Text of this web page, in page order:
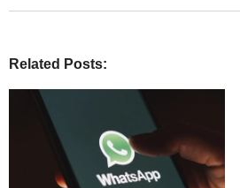
Related Posts: